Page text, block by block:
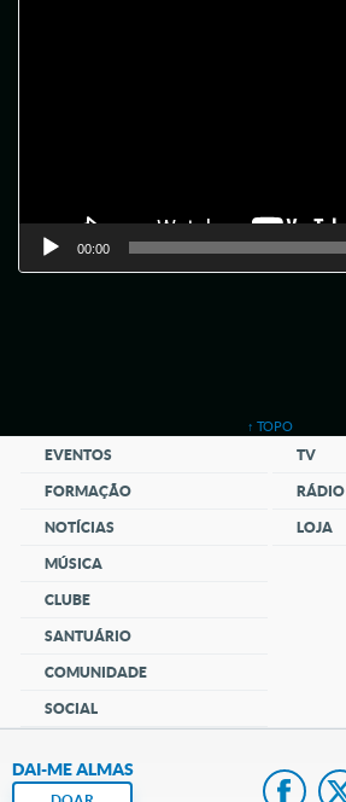
00:00
↑ TOPO
EVENTOS
FORMAÇÃO
NOTÍCIAS
MÚSICA
CLUBE
SANTUÁRIO
COMUNIDADE
SOCIAL
TV
RÁDIO
LOJA
DAI-ME ALMAS